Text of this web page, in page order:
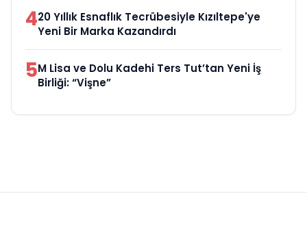
420 Yıllık Esnaflık Tecrübesiyle Kızıltepe'ye
Yeni Bir Marka Kazandırdı
5M Lisa ve Dolu Kadehi Ters Tut’tan Yeni İş
Birliği: “Vişne”